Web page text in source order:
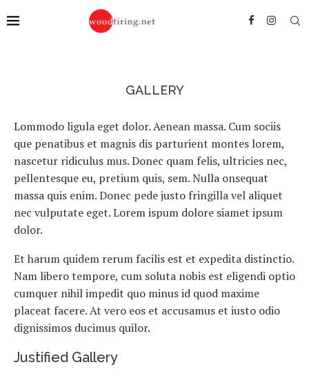
GALLERY
Lommodo ligula eget dolor. Aenean massa. Cum sociis
que penatibus et magnis dis parturient montes lorem,
nascetur ridiculus mus. Donec quam felis, ultricies nec,
pellentesque eu, pretium quis, sem. Nulla onsequat
massa quis enim. Donec pede justo fringilla vel aliquet
nec vulputate eget. Lorem ispum dolore siamet ipsum
dolor.
Et harum quidem rerum facilis est et expedita distinctio.
Nam libero tempore, cum soluta nobis est eligendi optio
cumquer nihil impedit quo minus id quod maxime
placeat facere. At vero eos et accusamus et iusto odio
dignissimos ducimus quilor.
Justified Gallery